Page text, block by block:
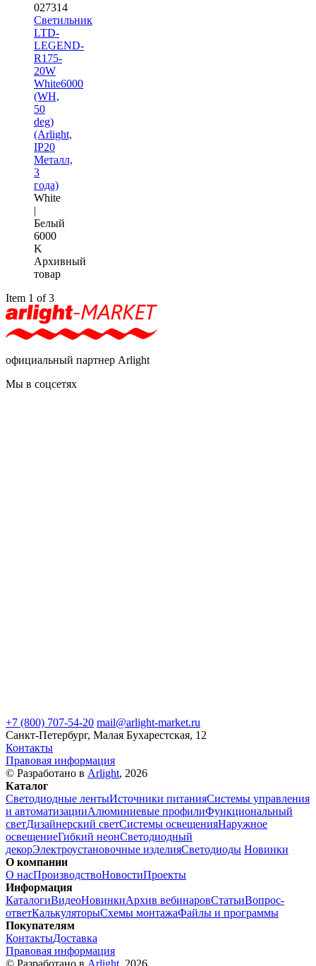
027314
Светильник
LTD-
LEGEND-
R175-
20W
White6000
(WH,
50
deg)
(Arlight,
IP20
Металл,
3
года)
White
|
Белый
6000
K
Архивный
товар
Item 1 of 3
официальный партнер Arlight
Мы в соцсетях
+7 (800) 707-54-20 mail@arlight-market.ru
Санкт-Петербург, Малая Бухарестская, 12
Контакты
Правовая информация
© Разработано в Arlight, 2026
Каталог
Светодиодные лентыИсточники питанияСистемы управления
и автоматизацииАлюминиевые профилиФункциональный
светДизайнерский светСистемы освещенияНаружное
освещениеГибкий неонСветодиодный
декорЭлектроустановочные изделияСветодиоды Новинки
О компании
О насПроизводствоНовостиПроекты
Информация
КаталогиВидеоНовинкиАрхив вебинаровСтатьиВопрос-
ответКалькуляторыСхемы монтажаФайлы и программы
Покупателям
КонтактыДоставка
Правовая информация
© Разработано в Arlight , 2026